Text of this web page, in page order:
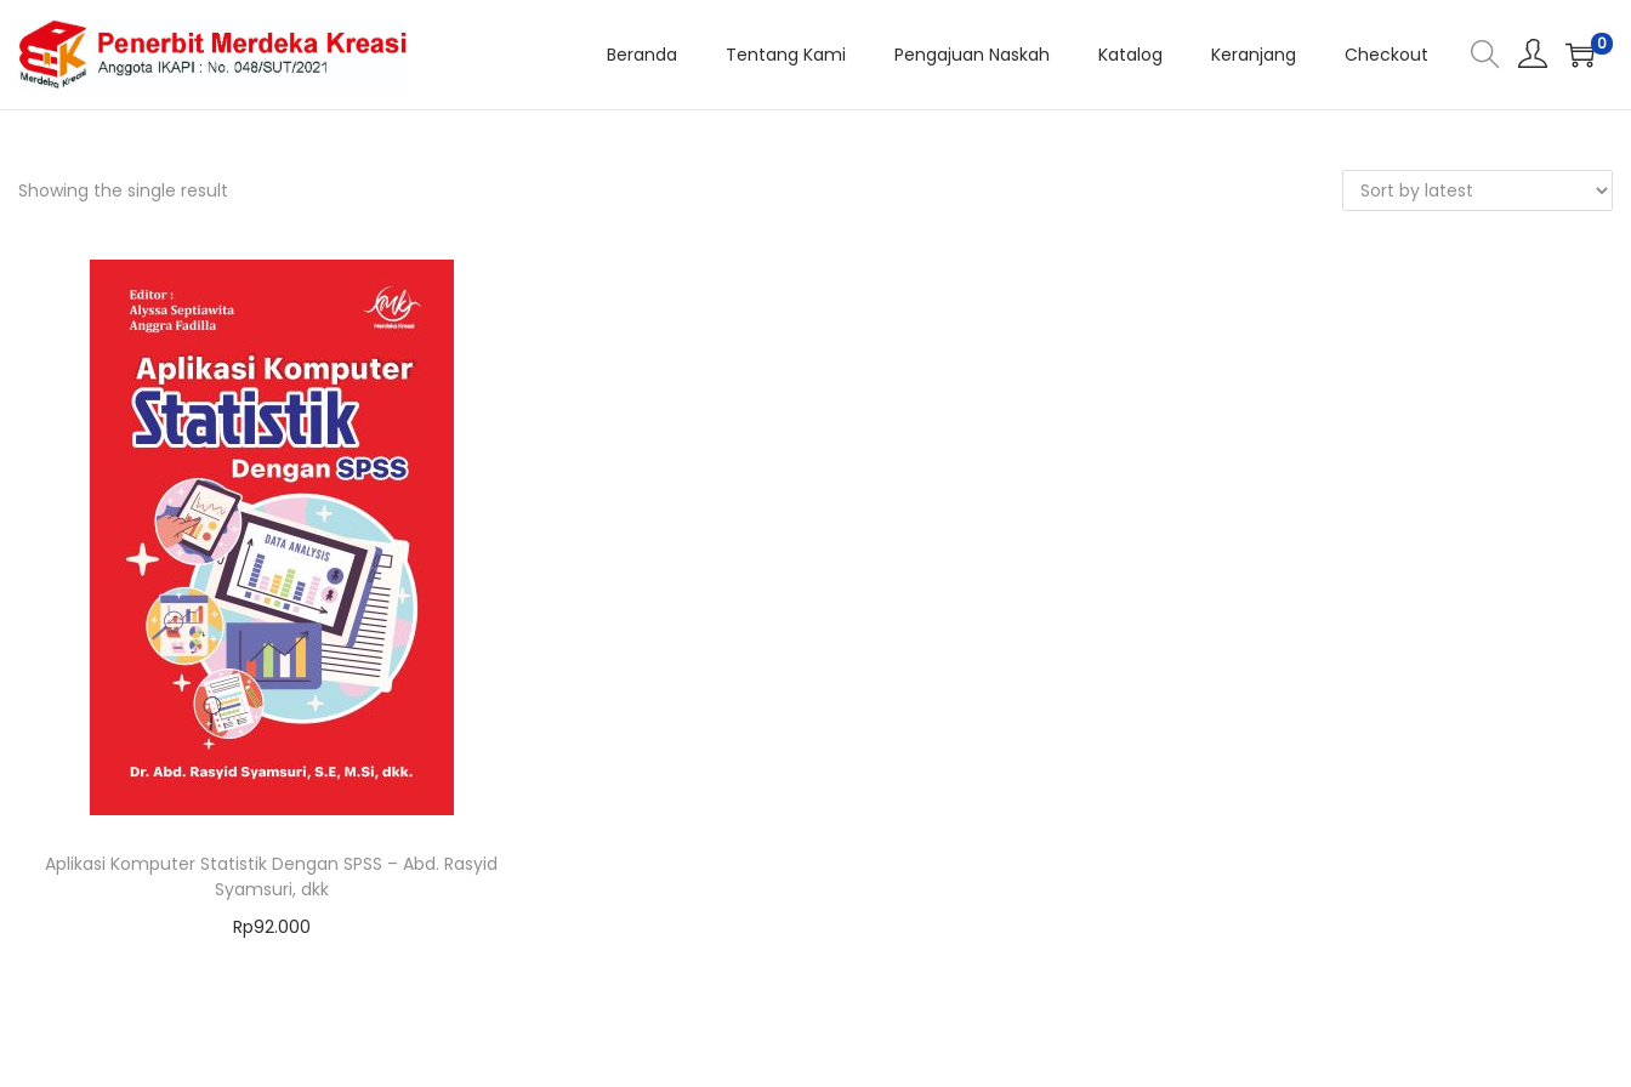
Beranda Tentang Kami Pengajuan Naskah Katalog Keranjang Checkout 0
Showing the single result
Aplikasi Komputer Statistik Dengan SPSS – Abd. Rasyid
Syamsuri, dkk
Rp92.000